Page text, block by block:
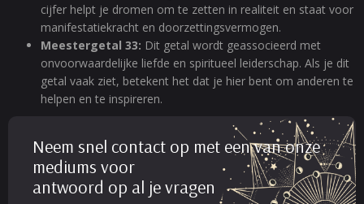
cijfer helpt je dromen om te zetten in realiteit en staat voor
manifestatiekracht en doorzettingsvermogen.
Meestergetal 33: Dit getal wordt geassocieerd met
onvoorwaardelijke liefde en spiritueel leiderschap. Als je dit
getal vaak ziet, betekent het dat je hier bent om anderen te
helpen en te inspireren.
Neem snel contact op met een van onze
mediums voor
antwoord op al je vragen